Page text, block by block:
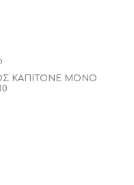
ΚΑΠΙΤΟΝΕ ΜΟΝΟ